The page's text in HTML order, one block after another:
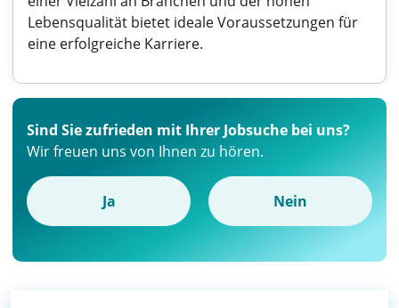
Lebensqualität bietet ideale Voraussetzungen für
eine erfolgreiche Karriere.
Sind Sie zufrieden mit Ihrer Jobsuche bei uns?
Wir freuen uns von Ihnen zu hören.
Ja Nein